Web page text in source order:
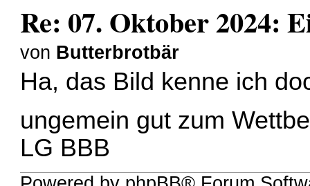
Re: 07. Oktober 2024:
von Butterbrotbär
Ha, das Bild kenne ich
ungemein gut zum
LG BBB